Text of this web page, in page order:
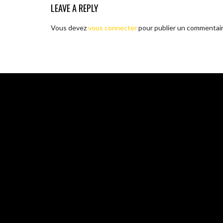
LEAVE A REPLY
Vous devezvous connecterpour publier un